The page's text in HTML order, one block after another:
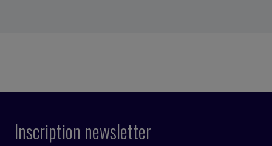
Inscription newsletter